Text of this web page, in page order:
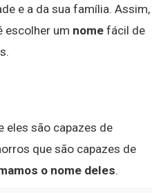
e a da sua família. Assim,
escolher um nome fácil de
eles são capazes de
que são capazes de
o nome deles.